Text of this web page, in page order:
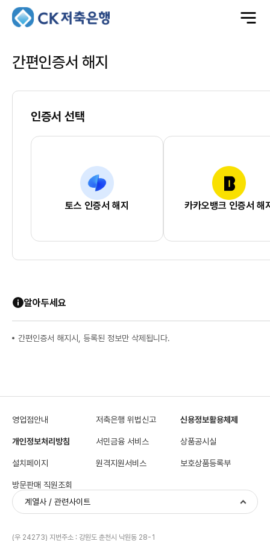
전
체
간편인증서 해지
인증서 선택
토스 인증서 해지 카카오뱅크 인증서 해
알아두세요
간편인증서 해지시, 등록된 정보만 삭제됩니다.
영업점안내 저축은행 위법신고 신용정보활용체제
개인정보처리방침 서민금융 서비스 상품공시실
설치페이지 원격지원서비스 보호상품등록부
방문판매 직원조회
계열사 / 관련사이트
(우 24273) 지번주소 : 강원도 춘천시 낙원동 28-1